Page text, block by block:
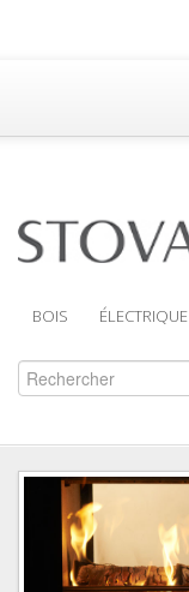
Accueil
Brochures
BOIS ÉLECTRIQUE